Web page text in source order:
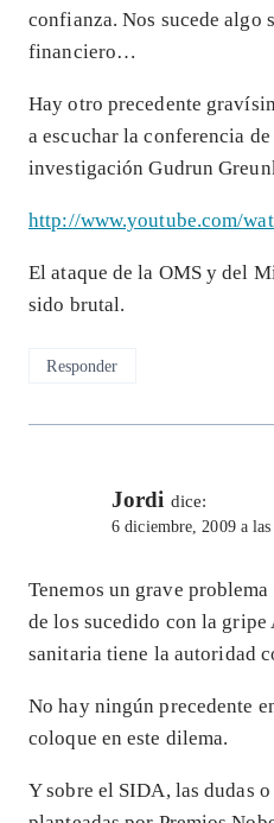
confianza. Nos sucede algo
financiero…
Hay otro precedente
a escuchar la conferencia
investigación Gudrun
http://www.youtube.com/
El ataque de la OMS y del
sido brutal.
Responder
Jordi dice:
6 diciembre, 2009 a las
Tenemos un grave
de los sucedido con la gripe
sanitaria tiene la autoridad
No hay ningún precedente
coloque en este dilema.
Y sobre el SIDA, las dudas o